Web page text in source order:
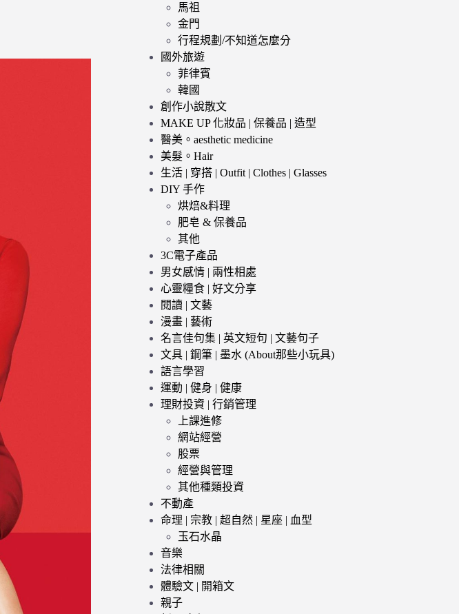
馬祖
金門
行程規劃/不知道怎麼分
國外旅遊
菲律賓
韓國
創作小說散文
MAKE UP 化妝品 | 保養品 | 造型
醫美。aesthetic medicine
美髮。Hair
生活 | 穿搭 | Outfit | Clothes | Glasses
DIY 手作
烘焙&料理
肥皂 & 保養品
其他
3C電子產品
男女感情 | 兩性相處
心靈糧食 | 好文分享
閱讀 | 文藝
漫畫 | 藝術
名言佳句集 | 英文短句 | 文藝句子
文具 | 鋼筆 | 墨水 (About那些小玩具)
語言學習
運動 | 健身 | 健康
理財投資 | 行銷管理
上課進修
網站經營
股票
經營與管理
其他種類投資
不動產
命理 | 宗教 | 超自然 | 星座 | 血型
玉石水晶
音樂
法律相關
體驗文 | 開箱文
親子